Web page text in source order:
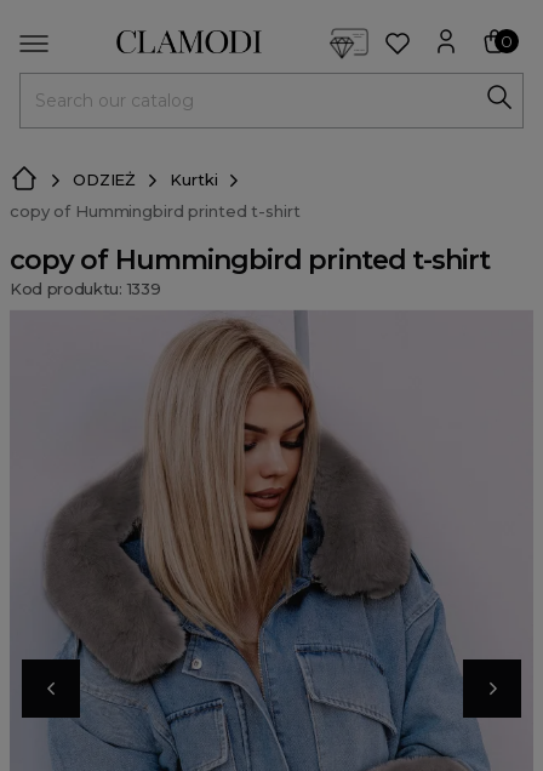
0
ODZIEŻ
Kurtki
copy of Hummingbird printed t-shirt
copy of Hummingbird printed t-shirt
Kod produktu: 1339